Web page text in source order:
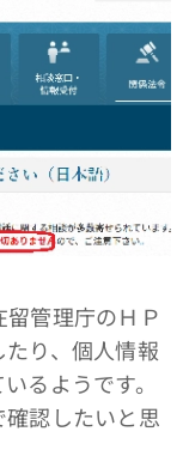
管理庁のＨＰ
り、個人情報
るようです。
認したいと思